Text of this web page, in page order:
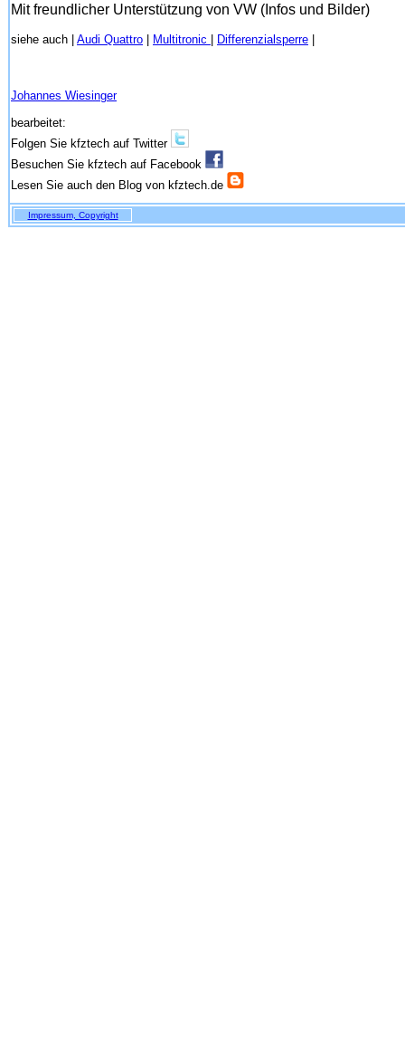
Mit freundlicher Unterstützung von VW (Infos und Bilder)
siehe auch | Audi Quattro | Multitronic | Differenzialsperre |
Johannes Wiesinger
bearbeitet:
Folgen Sie kfztech auf Twitter
Besuchen Sie kfztech auf Facebook
Lesen Sie auch den Blog von kfztech.de
Impressum, Copyright